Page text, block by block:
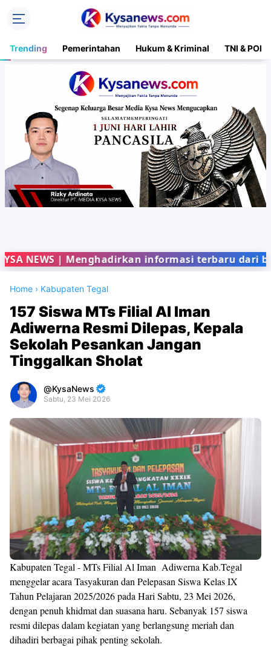
Trending Pemerintahan Hukum & Kriminal TNI &
| Menghadirkan informasi terbaru dari berbagai
Home › Kabupaten Tegal
157 Siswa MTs Filial Al Iman
Adiwerna Resmi Dilepas, Kepala
Sekolah Pesankan Jangan
Tinggalkan Sholat
KysaNews
Sabtu, 23 Mei 2026
Premium
By
Raushan
Kabupaten Tegal - MTs Filial Al Iman Adiwerna Kab.Tegal
menggelar acara Tasyakuran dan Pelepasan Siswa Kelas IX
Tahun Pelajaran 2025/2026 pada Hari Sabtu, 23 Mei 2026,
dengan penuh khidmat dan suasana haru. Sebanyak 157 siswa
resmi dilepas dalam kegiatan yang berlangsung meriah dan
dihadiri berbagai pihak penting sekolah.